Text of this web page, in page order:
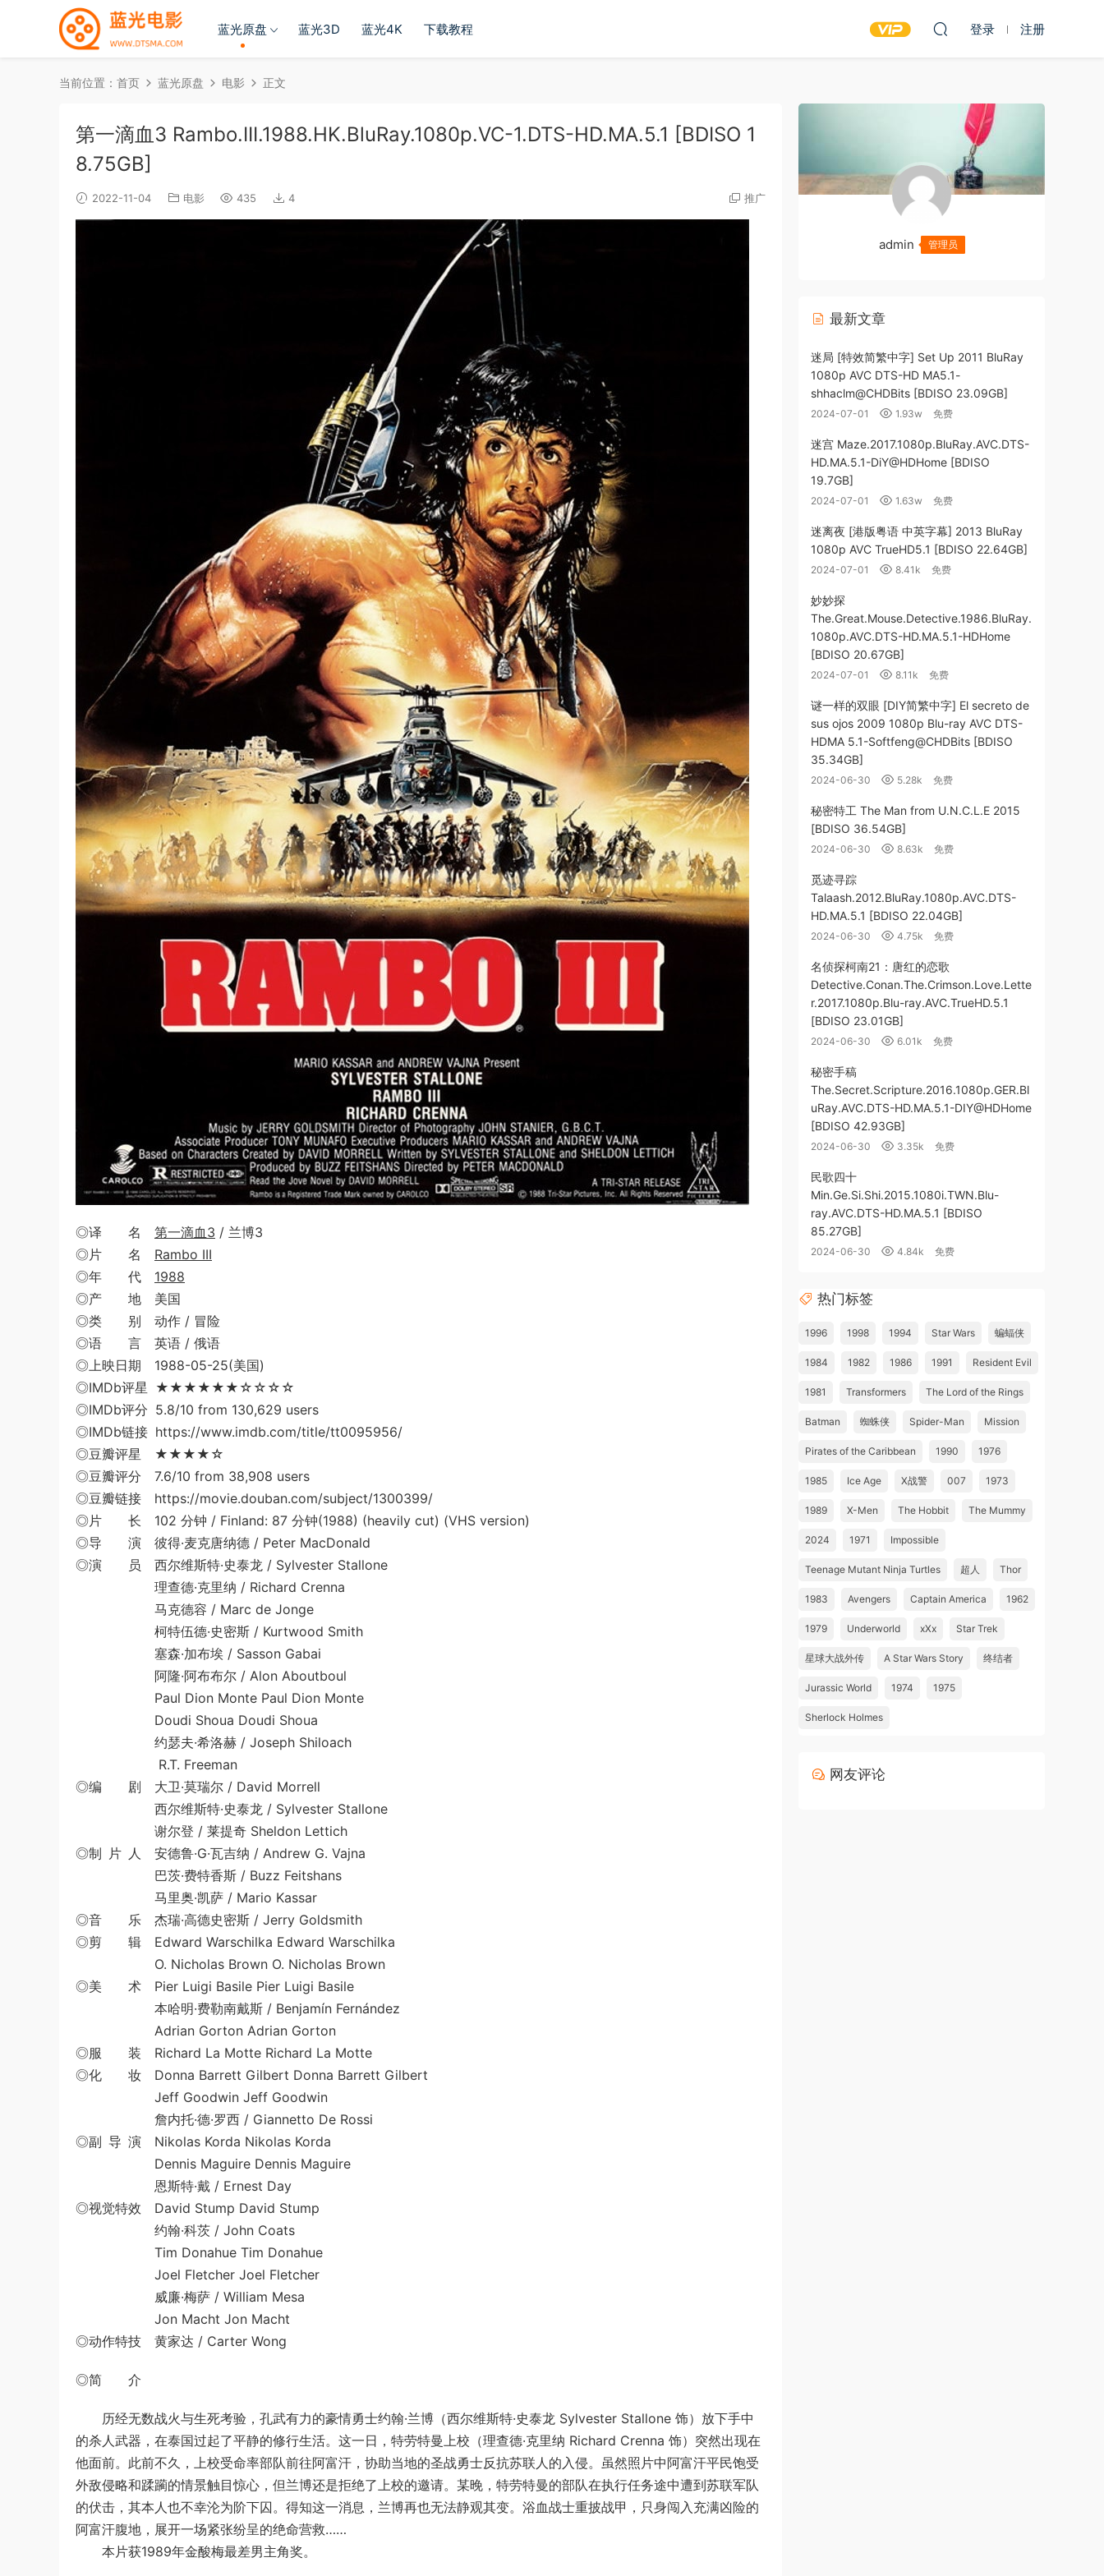
蓝光原盘 蓝光3D 蓝光4K 下载教程 登录 注册
当前位置： 首页 蓝光原盘 电影 正文
第一滴血3 Rambo.III.1988.HK.BluRay.1080p.VC-1.DTS-HD.MA.5.1 [BDISO 1
8.75GB]
2022-11-04 电影 435 4 推广
◎译 名 第一滴血3 / 兰博3
◎片 名 Rambo III
◎年 代 1988
◎产 地 美国
◎类 别 动作 / 冒险
◎语 言 英语 / 俄语
◎上映日期 1988-05-25(美国)
◎IMDb评星 ★★★★★★☆☆☆☆
◎IMDb评分 5.8/10 from 130,629 users
◎IMDb链接 https://www.imdb.com/title/tt0095956/
◎豆瓣评星 ★★★★☆
◎豆瓣评分 7.6/10 from 38,908 users
◎豆瓣链接 https://movie.douban.com/subject/1300399/
◎片 长 102 分钟 / Finland: 87 分钟(1988) (heavily cut) (VHS version)
◎导 演 彼得·麦克唐纳德 / Peter MacDonald
◎演 员 西尔维斯特·史泰龙 / Sylvester Stallone
理查德·克里纳 / Richard Crenna
马克德容 / Marc de Jonge
柯特伍德·史密斯 / Kurtwood Smith
塞森·加布埃 / Sasson Gabai
阿隆·阿布布尔 / Alon Aboutboul
Paul Dion Monte Paul Dion Monte
Doudi Shoua Doudi Shoua
约瑟夫·希洛赫 / Joseph Shiloach
R.T. Freeman
◎编 剧 大卫·莫瑞尔 / David Morrell
西尔维斯特·史泰龙 / Sylvester Stallone
谢尔登 / 莱提奇 Sheldon Lettich
◎制 片 人 安德鲁·G·瓦吉纳 / Andrew G. Vajna
巴茨·费特香斯 / Buzz Feitshans
马里奥·凯萨 / Mario Kassar
◎音 乐 杰瑞·高德史密斯 / Jerry Goldsmith
◎剪 辑 Edward Warschilka Edward Warschilka
O. Nicholas Brown O. Nicholas Brown
◎美 术 Pier Luigi Basile Pier Luigi Basile
本哈明·费勒南戴斯 / Benjamín Fernández
Adrian Gorton Adrian Gorton
◎服 装 Richard La Motte Richard La Motte
◎化 妆 Donna Barrett Gilbert Donna Barrett Gilbert
Jeff Goodwin Jeff Goodwin
詹内托·德·罗西 / Giannetto De Rossi
◎副 导 演 Nikolas Korda Nikolas Korda
Dennis Maguire Dennis Maguire
恩斯特·戴 / Ernest Day
◎视觉特效 David Stump David Stump
约翰·科茨 / John Coats
Tim Donahue Tim Donahue
Joel Fletcher Joel Fletcher
威廉·梅萨 / William Mesa
Jon Macht Jon Macht
◎动作特技 黄家达 / Carter Wong
◎简 介
历经无数战火与生死考验，孔武有力的豪情勇士约翰·兰博（西尔维斯特·史泰龙 Sylvester Stallone 饰）放下手中
的杀人武器，在泰国过起了平静的修行生活。这一日，特劳特曼上校（理查德·克里纳 Richard Crenna 饰）突然出现在
他面前。此前不久，上校受命率部队前往阿富汗，协助当地的圣战勇士反抗苏联人的入侵。虽然照片中阿富汗平民饱受
外敌侵略和蹂躏的情景触目惊心，但兰博还是拒绝了上校的邀请。某晚，特劳特曼的部队在执行任务途中遭到苏联军队
的伏击，其本人也不幸沦为阶下囚。得知这一消息，兰博再也无法静观其变。浴血战士重披战甲，只身闯入充满凶险的
阿富汗腹地，展开一场紧张纷呈的绝命营救……
本片获1989年金酸梅最差男主角奖。
admin 管理员
最新文章
迷局 [特效简繁中字] Set Up 2011 BluRay
1080p AVC DTS-HD MA5.1-
shhaclm@CHDBits [BDISO 23.09GB]
2024-07-01 1.93w 免费
迷宫 Maze.2017.1080p.BluRay.AVC.DTS-
HD.MA.5.1-DiY@HDHome [BDISO
19.7GB]
2024-07-01 1.63w 免费
迷离夜 [港版粤语 中英字幕] 2013 BluRay
1080p AVC TrueHD5.1 [BDISO 22.64GB]
2024-07-01 8.41k 免费
妙妙探
The.Great.Mouse.Detective.1986.BluRay.
1080p.AVC.DTS-HD.MA.5.1-HDHome
[BDISO 20.67GB]
2024-07-01 8.11k 免费
谜一样的双眼 [DIY简繁中字] El secreto de
sus ojos 2009 1080p Blu-ray AVC DTS-
HDMA 5.1-Softfeng@CHDBits [BDISO
35.34GB]
2024-06-30 5.28k 免费
秘密特工 The Man from U.N.C.L.E 2015
[BDISO 36.54GB]
2024-06-30 8.63k 免费
觅迹寻踪
Talaash.2012.BluRay.1080p.AVC.DTS-
HD.MA.5.1 [BDISO 22.04GB]
2024-06-30 4.75k 免费
名侦探柯南21：唐红的恋歌
Detective.Conan.The.Crimson.Love.Lette
r.2017.1080p.Blu-ray.AVC.TrueHD.5.1
[BDISO 23.01GB]
2024-06-30 6.01k 免费
秘密手稿
The.Secret.Scripture.2016.1080p.GER.Bl
uRay.AVC.DTS-HD.MA.5.1-DIY@HDHome
[BDISO 42.93GB]
2024-06-30 3.35k 免费
民歌四十
Min.Ge.Si.Shi.2015.1080i.TWN.Blu-
ray.AVC.DTS-HD.MA.5.1 [BDISO
85.27GB]
2024-06-30 4.84k 免费
热门标签
1996 1998 1994 Star Wars 蝙蝠侠
1984 1982 1986 1991 Resident Evil
1981 Transformers The Lord of the Rings
Batman 蜘蛛侠 Spider-Man Mission
Pirates of the Caribbean 1990 1976
1985 Ice Age X战警 007 1973
1989 X-Men The Hobbit The Mummy
2024 1971 Impossible
Teenage Mutant Ninja Turtles 超人 Thor
1983 Avengers Captain America 1962
1979 Underworld xXx Star Trek
星球大战外传 A Star Wars Story 终结者
Jurassic World 1974 1975
Sherlock Holmes
网友评论